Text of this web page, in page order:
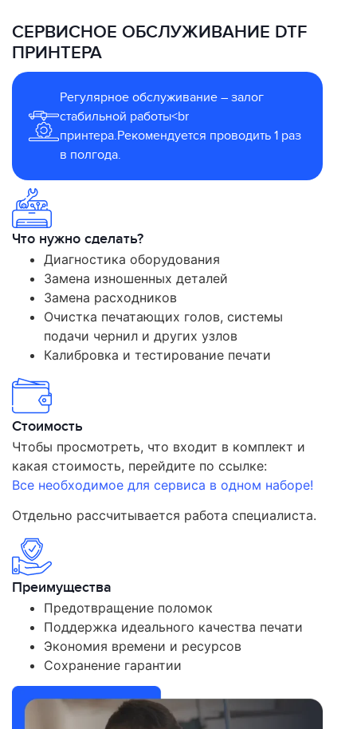
СЕРВИСНОЕ ОБСЛУЖИВАНИЕ DTF
ПРИНТЕРА
Регулярное обслуживание – залог
стабильной работы<br
принтера.Рекомендуется проводить 1 раз
в полгода.
Что нужно сделать?
Диагностика оборудования
Замена изношенных деталей
Замена расходников
Очистка печатающих голов, системы
подачи чернил и других узлов
Калибровка и тестирование печати
Стоимость
Чтобы просмотреть, что входит в комплект и
какая стоимость, перейдите по ссылке:
Все необходимое для сервиса в одном наборе!
Отдельно рассчитывается работа специалиста.
Преимущества
Предотвращение поломок
Поддержка идеального качества печати
Экономия времени и ресурсов
Сохранение гарантии